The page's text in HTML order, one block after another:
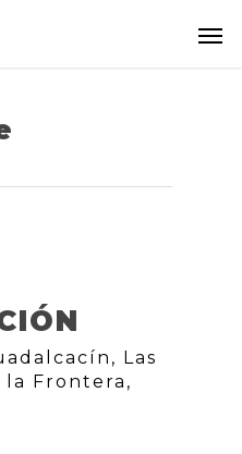
Las
la Frontera,